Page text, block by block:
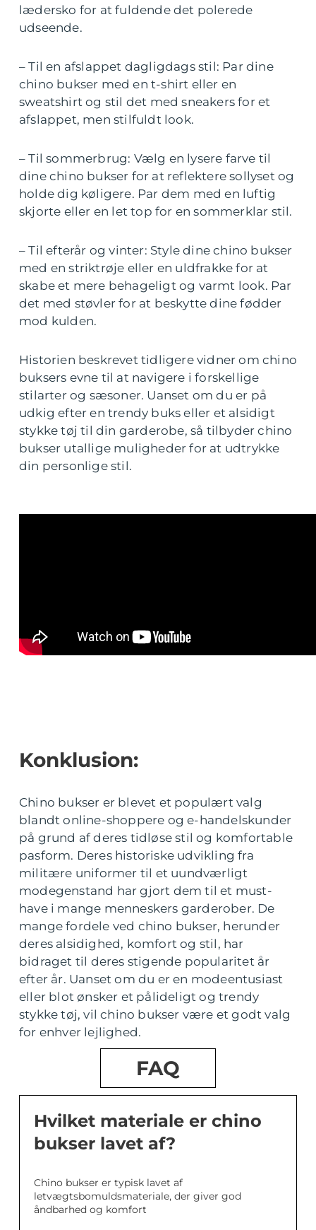
lædersko for at fuldende det polerede
udseende.
– Til en afslappet dagligdags stil: Par dine
chino bukser med en t-shirt eller en
sweatshirt og stil det med sneakers for et
afslappet, men stilfuldt look.
– Til sommerbrug: Vælg en lysere farve til
dine chino bukser for at reflektere sollyset og
holde dig køligere. Par dem med en luftig
skjorte eller en let top for en sommerklar stil.
– Til efterår og vinter: Style dine chino bukser
med en striktrøje eller en uldfrakke for at
skabe et mere behageligt og varmt look. Par
det med støvler for at beskytte dine fødder
mod kulden.
Historien beskrevet tidligere vidner om chino
buksers evne til at navigere i forskellige
stilarter og sæsoner. Uanset om du er på
udkig efter en trendy buks eller et alsidigt
stykke tøj til din garderobe, så tilbyder chino
bukser utallige muligheder for at udtrykke
din personlige stil.
Konklusion:
Chino bukser er blevet et populært valg
blandt online-shoppere og e-handelskunder
på grund af deres tidløse stil og komfortable
pasform. Deres historiske udvikling fra
militære uniformer til et uundværligt
modegenstand har gjort dem til et must-
have i mange menneskers garderober. De
mange fordele ved chino bukser, herunder
deres alsidighed, komfort og stil, har
bidraget til deres stigende popularitet år
efter år. Uanset om du er en modeentusiast
eller blot ønsker et pålideligt og trendy
stykke tøj, vil chino bukser være et godt valg
for enhver lejlighed.
FAQ
Hvilket materiale er chino
bukser lavet af?
Chino bukser er typisk lavet af
letvægtsbomuldsmateriale, der giver god
åndbarhed og komfort